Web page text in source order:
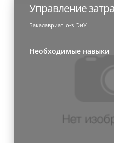
Управление
Бакалавриат_о-з_ЭиУ
Необходимые навыки